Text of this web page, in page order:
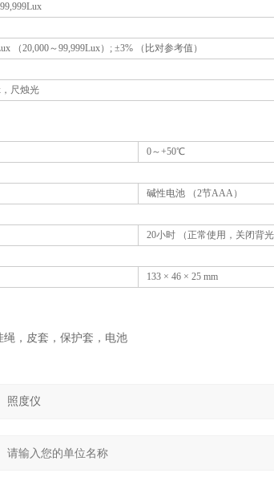
（20,000～99,999Lux）; ±3% （比对参考值）
尺烛光
0～+50℃
碱性电池 （2节AAA）
20小时 （正常使用，关闭背光
133 × 46 × 25 mm
，皮套，保护套，电池